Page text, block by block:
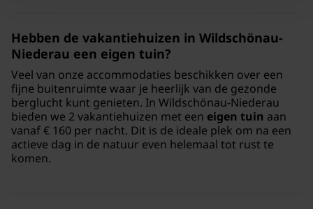
Hebben de vakantiehuizen in Wildschönau-
Niederau een eigen tuin?
Veel van onze accommodaties beschikken over een
fijne buitenruimte waar je heerlijk van de gezonde
berglucht kunt genieten. In Wildschönau-Niederau
bieden we 2 vakantiehuizen met een eigen tuin aan
vanaf € 160 per nacht. Dit is de ideale plek om na een
actieve dag in de natuur even helemaal tot rust te
komen.